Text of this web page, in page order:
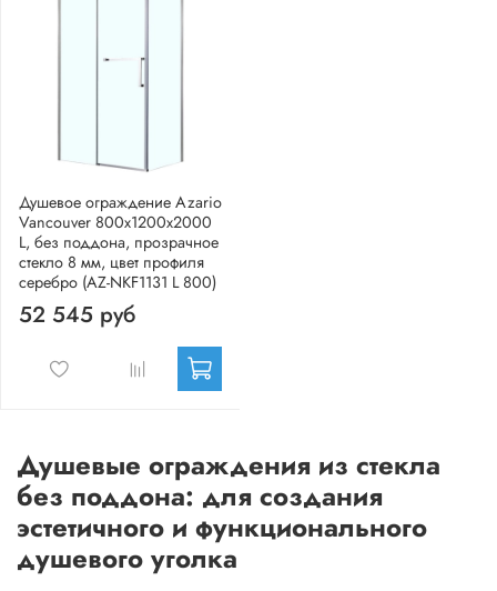
Душевое ограждение Azario
Vancouver 800х1200х2000
L, без поддона, прозрачное
стекло 8 мм, цвет профиля
серебро (AZ-NKF1131 L 800)
52 545 руб
Душевые ограждения из стекла
без поддона: для создания
эстетичного и функционального
душевого уголка